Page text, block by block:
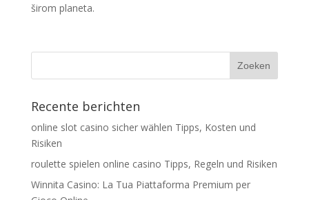
širom planeta.
Recente berichten
online slot casino sicher wählen Tipps, Kosten und
Risiken
roulette spielen online casino Tipps, Regeln und Risiken
Winnita Casino: La Tua Piattaforma Premium per